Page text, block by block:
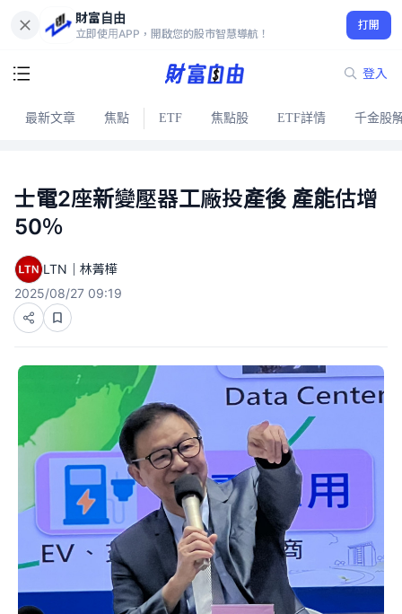
財富自由
立即使用APP，開啟您的股市智慧導航！
打開
登入
最新文章 焦點 ETF 焦點股 ETF詳情 千金股
士電2座新變壓器工廠投產後 產能估增
50％
LTN｜林菁樺
2025/08/27 09:19